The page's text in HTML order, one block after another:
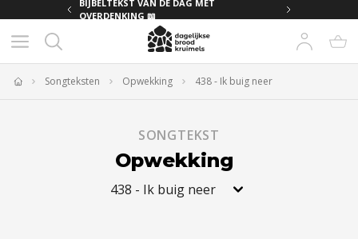
BIJBELTEKST VAN DE DAG MET
OVERDENKING 📖
Songteksten Opwekking 438 - Ik buig neer
SONGTEKST
Opwekking
438 - Ik buig neer